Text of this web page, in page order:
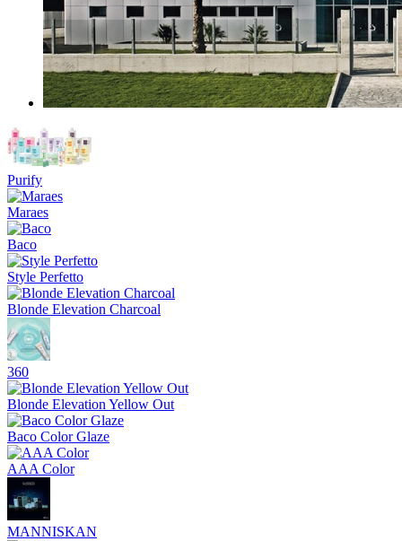
Purify
Maraes
Baco
Style Perfetto
Blonde Elevation Charcoal
360
Blonde Elevation Yellow Out
Baco Color Glaze
AAA Color
MANNISKAN